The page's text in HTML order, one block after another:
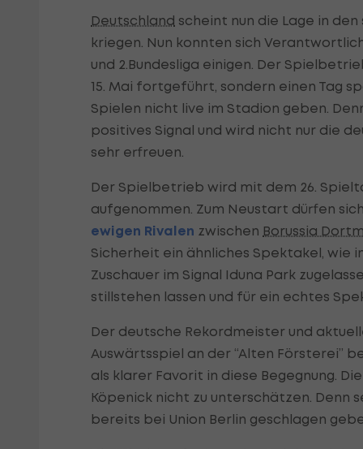
Deutschland scheint nun die Lage in
kriegen. Nun konnten sich
und 2.Bundesliga einigen. Der
15. Mai fortgeführt, sondern einen Tag
Spielen nicht live im Stadion geben.
positives Signal und wird nicht nur die
sehr erfreuen.
Der Spielbetrieb wird mit dem 26.
aufgenommen. Zum Neustart dürfen
ewigen Rivalen zwischen Borussia
Sicherheit ein ähnliches Spektakel, wie
Zuschauer im Signal Iduna Park
stillstehen lassen und für ein echtes
Der deutsche Rekordmeister und
Auswärtsspiel an der “Alten Försterei”
als klarer Favorit in diese Begegnung.
Köpenick nicht zu unterschätzen. Denn
bereits bei Union Berlin geschlagen